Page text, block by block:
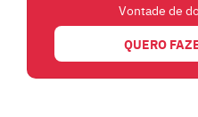
Vontade de
QUERO